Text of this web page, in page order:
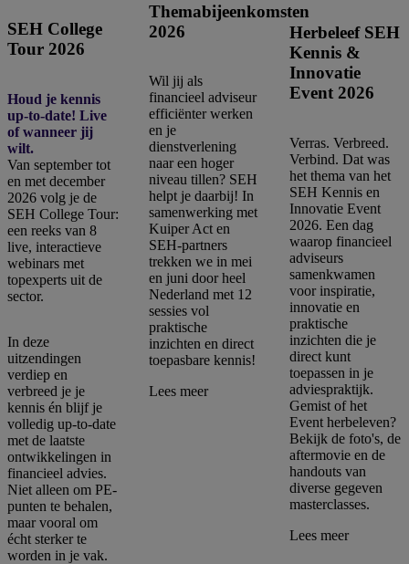
SEH College
Tour 2026
Houd je kennis
up-to-date! Live
of wanneer jij
wilt.
Van september tot
en met december
2026 volg je de
SEH College Tour:
een reeks van 8
live, interactieve
webinars met
topexperts uit de
sector.
In deze
uitzendingen
verdiep en
verbreed je je
kennis én blijf je
volledig up-to-date
met de laatste
ontwikkelingen in
financieel advies.
Niet alleen om PE-
punten te behalen,
maar vooral om
écht sterker te
worden in je vak.
Themabijeenkomsten
2026
Wil jij als
financieel adviseur
efficiënter werken
en je
dienstverlening
naar een hoger
niveau tillen? SEH
helpt je daarbij! In
samenwerking met
Kuiper Act en
SEH-partners
trekken we in mei
en juni door heel
Nederland met 12
sessies vol
praktische
inzichten en direct
toepasbare kennis!
Lees meer
Herbeleef SEH
Kennis &
Innovatie
Event 2026
Verras. Verbreed.
Verbind. Dat was
het thema van het
SEH Kennis en
Innovatie Event
2026. Een dag
waarop financieel
adviseurs
samenkwamen
voor inspiratie,
innovatie en
praktische
inzichten die je
direct kunt
toepassen in je
adviespraktijk.
Gemist of het
Event herbeleven?
Bekijk de foto's, de
aftermovie en de
handouts van
diverse gegeven
masterclasses.
Lees meer